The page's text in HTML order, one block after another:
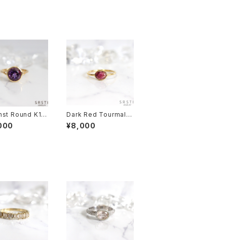
Round K18
Ring
Dark Red Tourmalin
e K18GP Ring
¥8,000